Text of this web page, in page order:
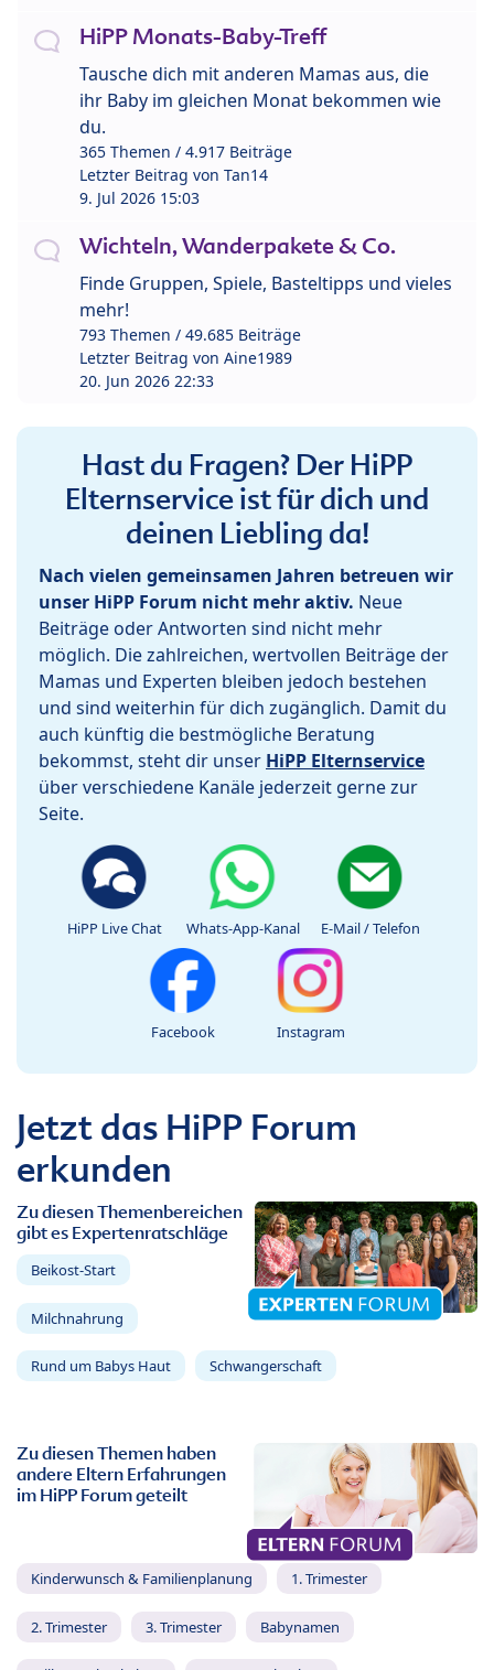
HiPP Monats-Baby-Treff
Tausche dich mit anderen Mamas aus, die
ihr Baby im gleichen Monat bekommen wie
du.
365 Themen / 4.917 Beiträge
Letzter Beitrag von Tan14
9. Jul 2026 15:03
Wichteln, Wanderpakete & Co.
Finde Gruppen, Spiele, Basteltipps und vieles
mehr!
793 Themen / 49.685 Beiträge
Letzter Beitrag von Aine1989
20. Jun 2026 22:33
Hast du Fragen? Der HiPP
Elternservice ist für dich und
deinen Liebling da!
Nach vielen gemeinsamen Jahren betreuen wir
unser HiPP Forum nicht mehr aktiv. Neue
Beiträge oder Antworten sind nicht mehr
möglich. Die zahlreichen, wertvollen Beiträge der
Mamas und Experten bleiben jedoch bestehen
und sind weiterhin für dich zugänglich. Damit du
auch künftig die bestmögliche Beratung
bekommst, steht dir unser HiPP Elternservice
über verschiedene Kanäle jederzeit gerne zur
Seite.
HiPP Live Chat Whats-App-Kanal E-Mail / Telefon
Facebook Instagram
Jetzt das HiPP Forum
erkunden
Zu diesen Themenbereichen
gibt es Expertenratschläge
Beikost-Start
Milchnahrung
Rund um Babys Haut Schwangerschaft
Zu diesen Themen haben
andere Eltern Erfahrungen
im HiPP Forum geteilt
Kinderwunsch & Familienplanung 1. Trimester
2. Trimester 3. Trimester Babynamen